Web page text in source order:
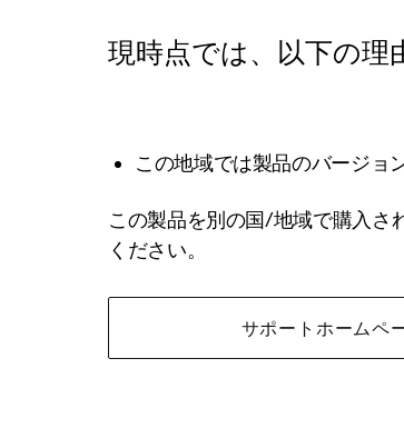
現時点では、以下の理
この地域では製品のバージョ
この製品を別の国/地域で購入さ
ください。
サポートホームペ